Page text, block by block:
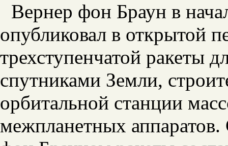
Вернер фон Браун в
опубликовал в открытой
трехступенчатой ракеты
спутниками Земли,
орбитальной станции
межпланетных аппаратов.